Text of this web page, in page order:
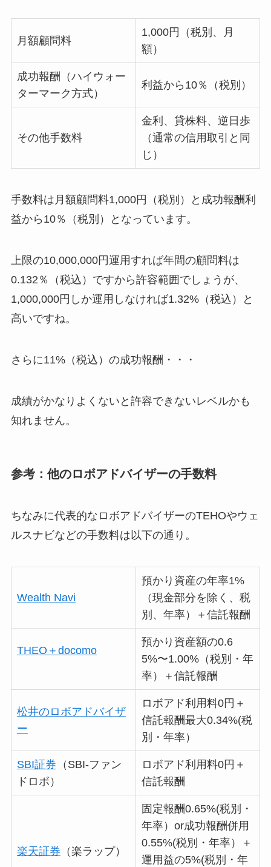
月額顧問料
1,000円（税別、月
額）
成功報酬（ハイウォー
ターマーク方式）
利益から10％（税別）
その他手数料
金利、貸株料、逆日歩
（通常の信用取引と同
じ）
手数料は月額顧問料1,000円（税別）と成功報酬利
益から10％（税別）となっています。
上限の10,000,000円運用すれば年間の顧問料は
0.132％（税込）ですから許容範囲でしょうが、
1,000,000円しか運用しなければ1.32%（税込）と
高いですね。
さらに11%（税込）の成功報酬・・・
成績がかなりよくないと許容できないレベルかも
知れません。
参考：他のロボアドバイザーの手数料
ちなみに代表的なロボアドバイザーのTEHOやウェ
ルスナビなどの手数料は以下の通り。
Wealth Navi
預かり資産の年率1%
（現金部分を除く、税
別、年率）＋信託報酬
THEO＋docomo
預かり資産額の0.6
5%〜1.00%（税別・年
率）＋信託報酬
松井のロボアドバイザ
ー
ロボアド利用料0円＋
信託報酬最大0.34%(税
別・年率）
SBI証券 （SBI-ファン
ドロボ）
ロボアド利用料0円＋
信託報酬
楽天証券 （楽ラップ）
固定報酬0.65%(税別・
年率）or成功報酬併用
0.55%(税別・年率）＋
運用益の5%(税別・年